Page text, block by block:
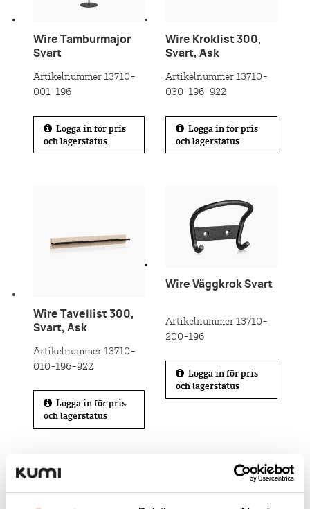
Wire Tamburmajor
Svart
Artikelnummer 13710-
001-196
Logga in för pris
och lagerstatus
Wire Kroklist 300,
Svart, Ask
Artikelnummer 13710-
030-196-922
Logga in för pris
och lagerstatus
Wire Tavellist 300,
Svart, Ask
Artikelnummer 13710-
010-196-922
Logga in för pris
och lagerstatus
Wire Väggkrok Svart
Artikelnummer 13710-
200-196
Logga in för pris
och lagerstatus